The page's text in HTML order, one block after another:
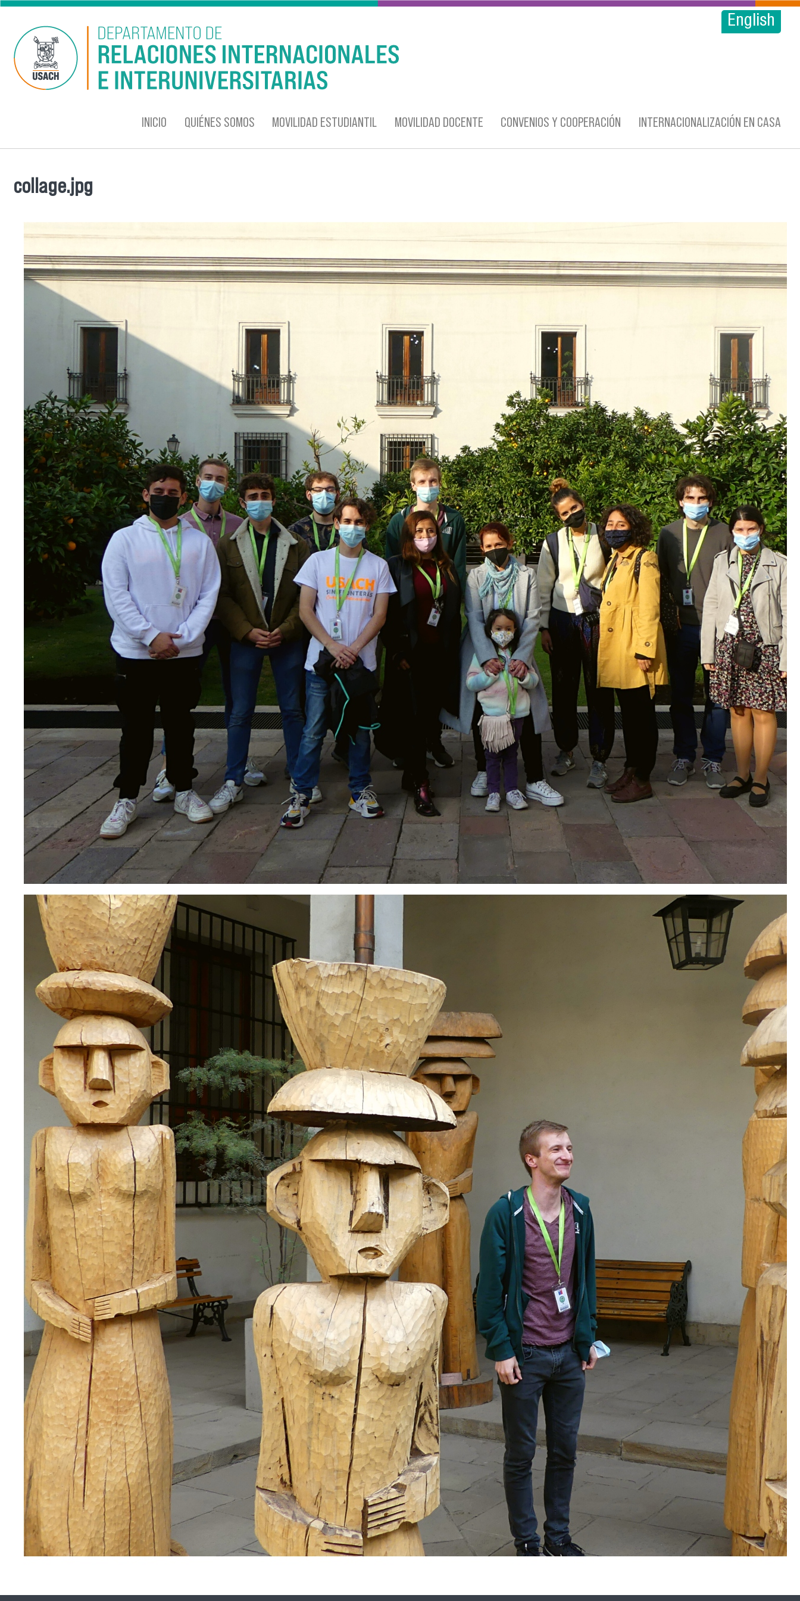
Pasar al contenido principal
English
INICIO QUIÉNES SOMOS MOVILIDAD ESTUDIANTIL MOVILIDAD DOCENTE CONVENIOS Y COOPERACIÓN INTERNACIONALIZACIÓN EN CASA
Se encuentra usted aquí
collage.jpg